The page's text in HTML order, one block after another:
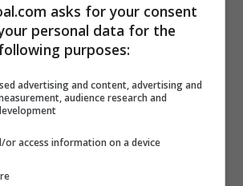
contatti con l’esterno
tutte le carte in regola per
stagione super con la
la valutazione dell’ex
è cresciuta a
asks for your consent
personal data for the
purposes:
advertising and content, advertising and
audience research and
or access information on a device